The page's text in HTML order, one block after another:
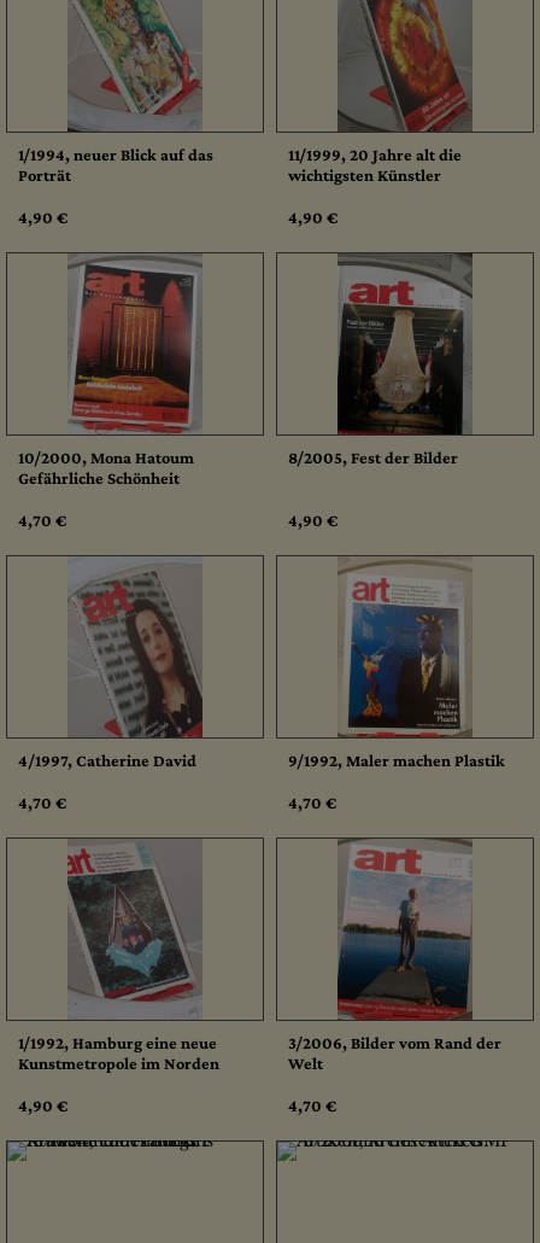
1/1994, neuer Blick auf das
Porträt
4,90 €
11/1999, 20 Jahre alt die
wichtigsten Künstler
4,90 €
10/2000, Mona Hatoum
Gefährliche Schönheit
4,70 €
8/2005, Fest der Bilder
4,90 €
4/1997, Catherine David
4,70 €
9/1992, Maler machen Plastik
4,70 €
1/1992, Hamburg eine neue
Kunstmetropole im Norden
4,90 €
3/2006, Bilder vom Rand der
Welt
4,70 €